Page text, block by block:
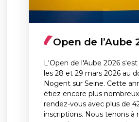
Open de l’Aube
L'Open de l'Aube 2026
les 28 et 29 mars 2026 au
Nogent sur Seine. Cette
étiez encore plus
rendez-vous avec plus de
inscriptions. Nous tenons à